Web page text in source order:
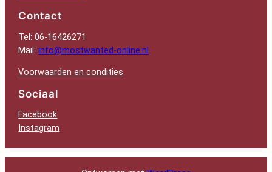
Contact
Tel: 06-16426271
Mail:info@mostwanted-online.nl
Voorwaarden en condities
Sociaal
Facebook
Instagram